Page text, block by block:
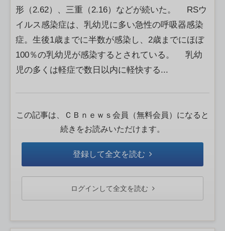
形（2.62）、三重（2.16）などが続いた。 RSウ
イルス感染症は、乳幼児に多い急性の呼吸器感染
症。生後1歳までに半数が感染し、2歳までにほぼ
100％の乳幼児が感染するとされている。 乳幼
児の多くは軽症で数日以内に軽快する...
この記事は、ＣＢｎｅｗｓ会員（無料会員）になると
続きをお読みいただけます。
登録して全文を読む
ログインして全文を読む